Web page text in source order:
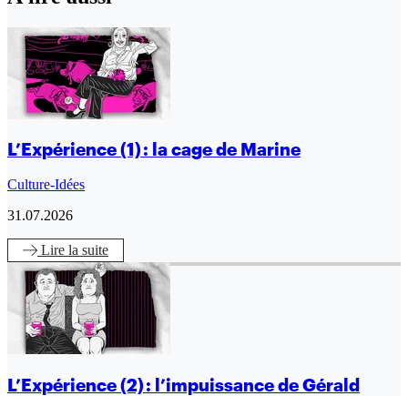
L’Expérience (1) : la cage de Marine
Culture-Idées
31.07.2026
Lire la suite
L’Expérience (2) : l’impuissance de Gérald